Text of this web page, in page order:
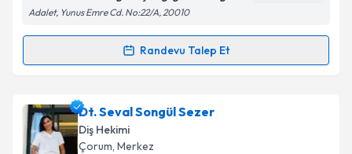
Metni'ni okudum ve kişisel verilerimin belirtilen
kapsamda işlenmesini kabul ediyorum.
Adalet, Yunus Emre Cd. No:22/A, 20010
Randevu Talep Et
Randevu Takvimi Talebi
Dt. Melek Çoban Göçtüiçin randevu takvimi talebi
oluşturun. Size bu uzmandan randevu almanız için bir
takvim hazırlandığında e-posta ile bilgilendireceğiz.
Dt. Seval Songül Sezer
Diş Hekimi
Çorum, Merkez